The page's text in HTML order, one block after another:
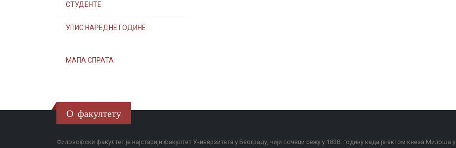
СТУДЕНТЕ
УПИС НАРЕДНЕ ГОДИНЕ
МАПА СПРАТА
О факултету
Филозофски факултет је најстарији факултет Универзитета у Београду, чији почеци сежу у 1838. годину када је актом кнеза Милоша у